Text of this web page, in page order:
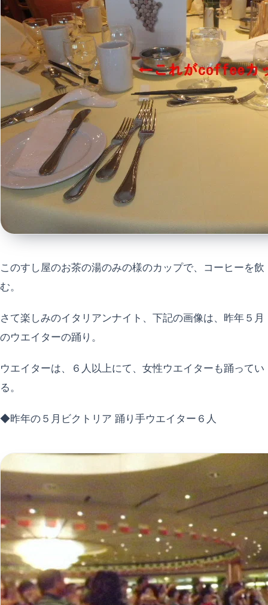
このすし屋のお茶の湯のみの様のカップで、コーヒーを飲
む。
さて楽しみのイタリアンナイト、下記の画像は、昨年５月
のウエイターの踊り。
ウエイターは、６人以上にて、女性ウエイターも踊ってい
る。
◆昨年の５月ビクトリア 踊り手ウエイター６人